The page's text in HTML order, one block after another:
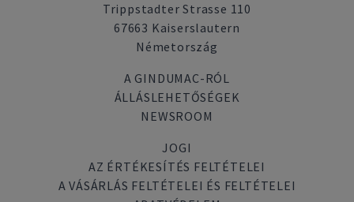
Trippstadter Strasse 110
67663 Kaiserslautern
Németország
A GINDUMAC-RÓL
ÁLLÁSLEHETŐSÉGEK
NEWSROOM
JOGI
AZ ÉRTÉKESÍTÉS FELTÉTELEI
A VÁSÁRLÁS FELTÉTELEI ÉS FELTÉTELEI